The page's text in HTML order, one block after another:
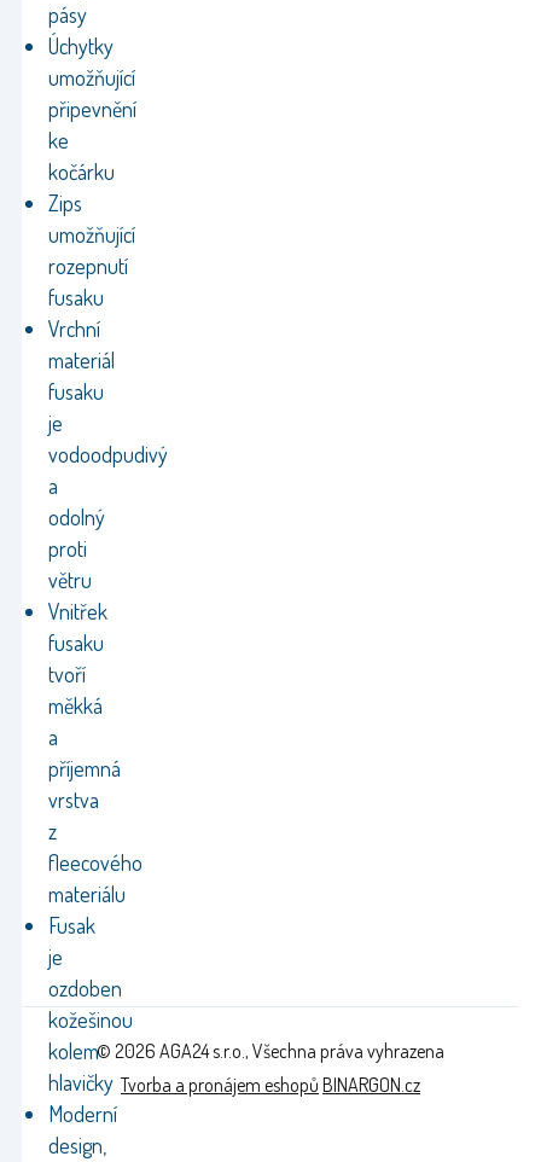
pásy
Úchytky
umožňující
připevnění
ke
kočárku
Zips
umožňující
rozepnutí
fusaku
Vrchní
materiál
fusaku
je
vodoodpudivý
a
odolný
proti
větru
Vnitřek
fusaku
tvoří
měkká
a
příjemná
vrstva
z
fleecového
materiálu
Fusak
je
ozdoben
kožešinou
kolem
hlavičky
Moderní
design,
© 2026 AGA24 s.r.o., Všechna práva vyhrazena
Tvorba a pronájem eshopů BINARGON.cz